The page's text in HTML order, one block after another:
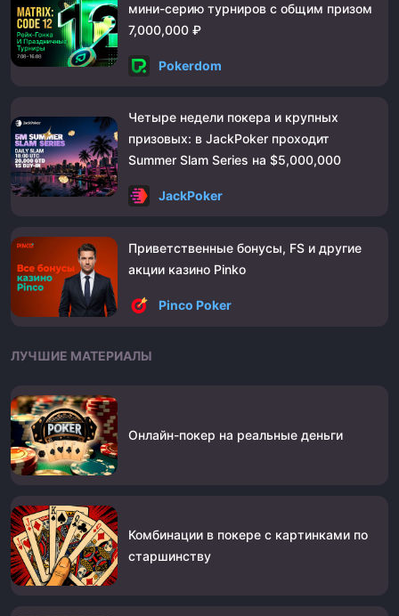
мини-серию турниров с общим призом
7,000,000 ₽
Pokerdom
Четыре недели покера и крупных
призовых: в JackPoker проходит
Summer Slam Series на $5,000,000
JackPoker
Приветственные бонусы, FS и другие
акции казино Pinko
Pinco Poker
ЛУЧШИЕ МАТЕРИАЛЫ
Онлайн-покер на реальные деньги
Комбинации в покере с картинками по
старшинству